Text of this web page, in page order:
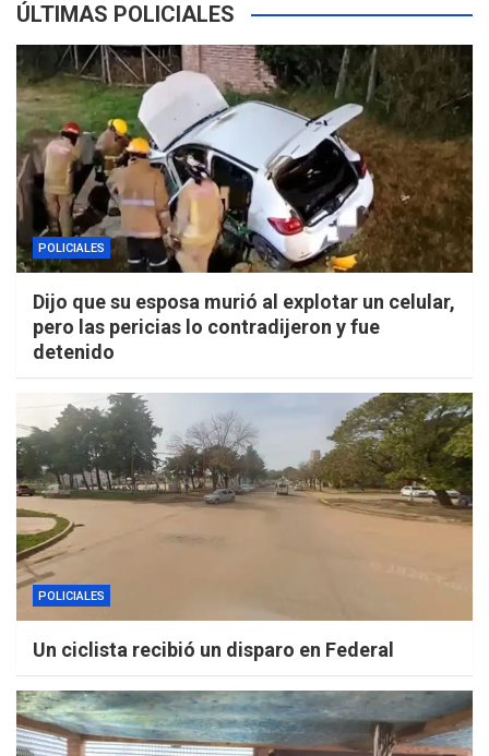
ÚLTIMAS POLICIALES
POLICIALES
Dijo que su esposa murió al explotar un celular,
pero las pericias lo contradijeron y fue
detenido
POLICIALES
Un ciclista recibió un disparo en Federal